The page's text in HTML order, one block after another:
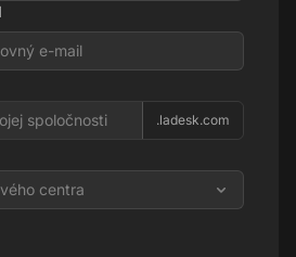
.ladesk.com
centra